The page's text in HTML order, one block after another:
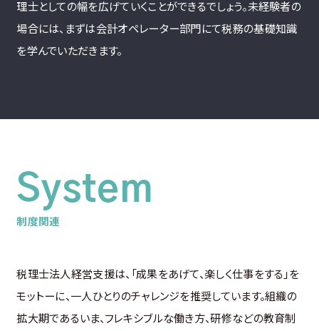
理士としての幅を広げていくことができるでしょう。未経験者の
場合には、まずは会計オペレーター部門にて税務の基礎知識
を学んでいただきます。
System
制度関連
税理士法人経営支援は、「成果をあげて、楽しく仕事をする」を
モットーに、一人ひとりのチャレンジを推奨しています。組織の
拡大期であるいま、フレキシブルな働き方、研修などの教育制